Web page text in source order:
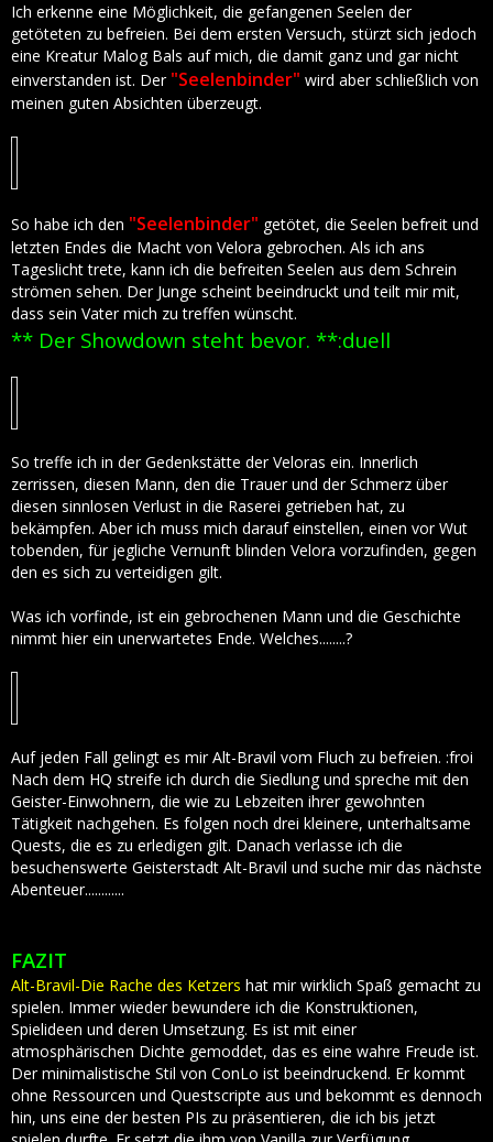
Ich erkenne eine Möglichkeit, die gefangenen Seelen der
getöteten zu befreien. Bei dem ersten Versuch, stürzt sich jedoch
eine Kreatur Malog Bals auf mich, die damit ganz und gar nicht
einverstanden ist. Der "Seelenbinder" wird aber schließlich von
meinen guten Absichten überzeugt.
So habe ich den "Seelenbinder" getötet, die Seelen befreit und
letzten Endes die Macht von Velora gebrochen. Als ich ans
Tageslicht trete, kann ich die befreiten Seelen aus dem Schrein
strömen sehen. Der Junge scheint beeindruckt und teilt mir mit,
dass sein Vater mich zu treffen wünscht.
** Der Showdown steht bevor. **:duell
So treffe ich in der Gedenkstätte der Veloras ein. Innerlich
zerrissen, diesen Mann, den die Trauer und der Schmerz über
diesen sinnlosen Verlust in die Raserei getrieben hat, zu
bekämpfen. Aber ich muss mich darauf einstellen, einen vor Wut
tobenden, für jegliche Vernunft blinden Velora vorzufinden, gegen
den es sich zu verteidigen gilt.
Was ich vorfinde, ist ein gebrochenen Mann und die Geschichte
nimmt hier ein unerwartetes Ende. Welches........?
Auf jeden Fall gelingt es mir Alt-Bravil vom Fluch zu befreien. :froi
Nach dem HQ streife ich durch die Siedlung und spreche mit den
Geister-Einwohnern, die wie zu Lebzeiten ihrer gewohnten
Tätigkeit nachgehen. Es folgen noch drei kleinere, unterhaltsame
Quests, die es zu erledigen gilt. Danach verlasse ich die
besuchenswerte Geisterstadt Alt-Bravil und suche mir das nächste
Abenteuer............
FAZIT
Alt-Bravil-Die Rache des Ketzers hat mir wirklich Spaß gemacht zu
spielen. Immer wieder bewundere ich die Konstruktionen,
Spielideen und deren Umsetzung. Es ist mit einer
atmosphärischen Dichte gemoddet, das es eine wahre Freude ist.
Der minimalistische Stil von ConLo ist beeindruckend. Er kommt
ohne Ressourcen und Questscripte aus und bekommt es dennoch
hin, uns eine der besten PIs zu präsentieren, die ich bis jetzt